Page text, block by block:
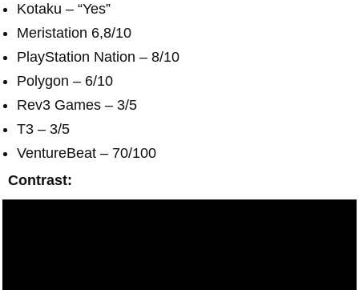
Kotaku – “Yes”
Meristation 6,8/10
PlayStation Nation – 8/10
Polygon – 6/10
Rev3 Games – 3/5
T3 – 3/5
VentureBeat – 70/100
Contrast: